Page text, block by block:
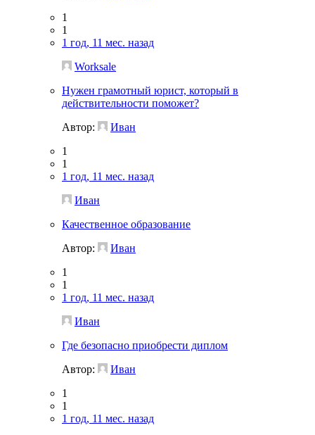
1
1
1 год, 11 мес. назад
Worksale
Нужен грамотный юрист, который в
действительности поможет?
Автор:
Иван
1
1
1 год, 11 мес. назад
Иван
Качественное образование
Автор:
Иван
1
1
1 год, 11 мес. назад
Иван
Где безопасно приобрести диплом
Автор:
Иван
1
1
1 год, 11 мес. назад